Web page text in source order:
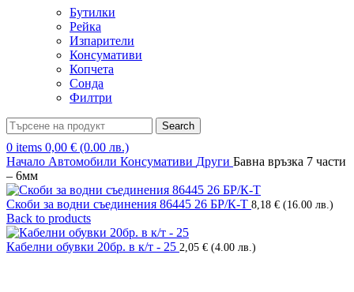
Бутилки
Рейка
Изпарители
Консумативи
Копчета
Сонда
Филтри
Search
0 items 0,00 € (0.00 лв.)
Начало Автомобили Консумативи Други Бавна връзка 7 части
– 6мм
Скоби за водни съединения 86445 26 БР/К-Т 8,18 € (16.00 лв.)
Back to products
Кабелни обувки 20бр. в к/т - 25 2,05 € (4.00 лв.)